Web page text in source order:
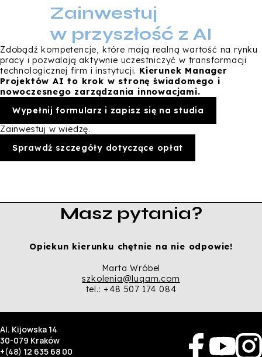
Zainwestuj
w przyszłość z AI
Zdobądź kompetencje, które mają realną wartość na rynku
pracy i pozwalają aktywnie uczestniczyć w transformacji
technologicznej firm i instytucji. Kierunek Manager
Projektów AI to krok w stronę świadomego i
nowoczesnego zarządzania innowacjami.
Wypełnij formularz i zapisz się na studia
Zainwestuj w wiedzę.
Sprawdź szczegóły dotyczące opłat
Masz pytania?
Opiekun kierunku chętnie na nie odpowie!
Marta Wróbel
szkolenia@luqam.com
tel.: +48 507 174 084
Al. Kijowska 14
30-079 Kraków
+(48) 12 635 68 00